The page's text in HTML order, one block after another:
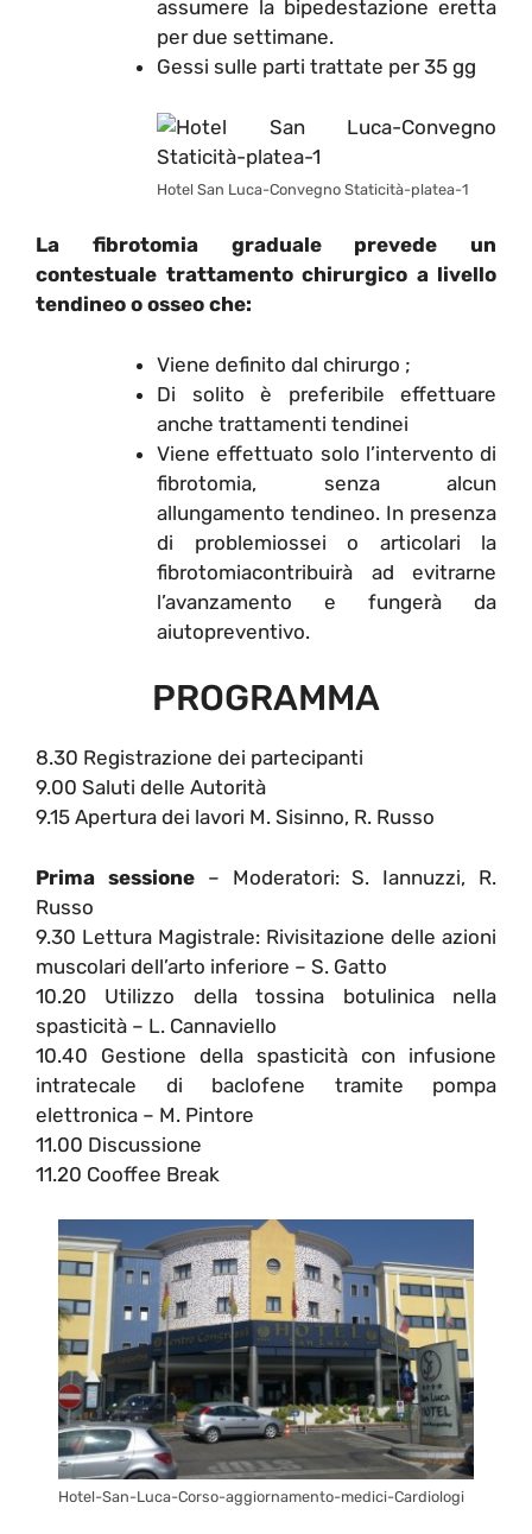
assumere la bipedestazione eretta
per due settimane.
Gessi sulle parti trattate per 35 gg
Hotel San Luca-Convegno Staticità-platea-1
La fibrotomia graduale prevede un
contestuale trattamento chirurgico a livello
tendineo o osseo che:
Viene definito dal chirurgo ;
Di solito è preferibile effettuare
anche trattamenti tendinei
Viene effettuato solo l’intervento di
fibrotomia, senza alcun
allungamento tendineo. In presenza
di problemiossei o articolari la
fibrotomiacontribuirà ad evitrarne
l’avanzamento e fungerà da
aiutopreventivo.
PROGRAMMA
8.30 Registrazione dei partecipanti
9.00 Saluti delle Autorità
9.15 Apertura dei lavori M. Sisinno, R. Russo
Prima sessione – Moderatori: S. Iannuzzi, R.
Russo
9.30 Lettura Magistrale: Rivisitazione delle azioni
muscolari dell’arto inferiore – S. Gatto
10.20 Utilizzo della tossina botulinica nella
spasticità – L. Cannaviello
10.40 Gestione della spasticità con infusione
intratecale di baclofene tramite pompa
elettronica – M. Pintore
11.00 Discussione
11.20 Cooffee Break
Hotel-San-Luca-Corso-aggiornamento-medici-Cardiologi